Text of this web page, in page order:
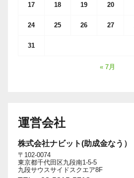
17 18 19 20
24 25 26 27
31
« 7月
運営会社
株式会社ナビット(助成金なう）
〒102-0074
東京都千代田区九段南1-5-5
九段サウスサイドスクエア8F